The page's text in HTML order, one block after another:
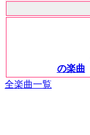
の楽曲
全楽曲一覧